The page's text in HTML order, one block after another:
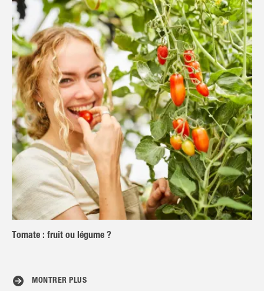
Tomate : fruit ou légume ?
MONTRER PLUS